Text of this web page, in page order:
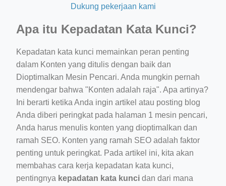
crew-neck-navy-blue/
Dukung pekerjaan kami
Apa itu Kepadatan Kata Kunci?
Kepadatan kata kunci memainkan peran penting
dalam Konten yang ditulis dengan baik dan
Dioptimalkan Mesin Pencari. Anda mungkin pernah
mendengar bahwa "Konten adalah raja". Apa artinya?
Ini berarti ketika Anda ingin artikel atau posting blog
Anda diberi peringkat pada halaman 1 mesin pencari,
Anda harus menulis konten yang dioptimalkan dan
ramah SEO. Konten yang ramah SEO adalah faktor
penting untuk peringkat. Pada artikel ini, kita akan
membahas cara kerja kepadatan kata kunci,
pentingnya kepadatan kata kunci dan dari mana